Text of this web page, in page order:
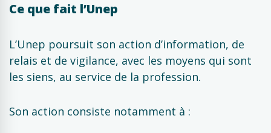
Ce que fait l’Unep
L’Unep poursuit son action d’information, de
relais et de vigilance, avec les moyens qui sont
les siens, au service de la profession.
Son action consiste notamment à :